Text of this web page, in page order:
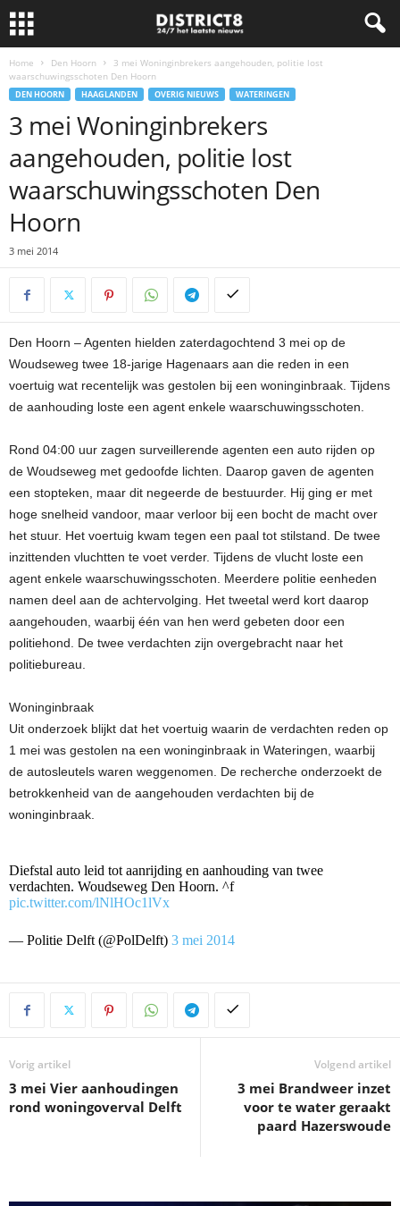
Home Den Hoorn
3 mei Woninginbrekers aangehouden, politie lost
waarschuwingsschoten Den Hoorn
DEN HOORN HAAGLANDEN OVERIG NIEUWS WATERINGEN
3 mei Woninginbrekers
aangehouden, politie lost
waarschuwingsschoten Den
Hoorn
3 mei 2014
Den Hoorn – Agenten hielden zaterdagochtend 3 mei op de
Woudseweg twee 18-jarige Hagenaars aan die reden in een
voertuig wat recentelijk was gestolen bij een woninginbraak. Tijdens
de aanhouding loste een agent enkele waarschuwingsschoten.
Rond 04:00 uur zagen surveillerende agenten een auto rijden op
de Woudseweg met gedoofde lichten. Daarop gaven de agenten
een stopteken, maar dit negeerde de bestuurder. Hij ging er met
hoge snelheid vandoor, maar verloor bij een bocht de macht over
het stuur. Het voertuig kwam tegen een paal tot stilstand. De twee
inzittenden vluchtten te voet verder. Tijdens de vlucht loste een
agent enkele waarschuwingsschoten. Meerdere politie eenheden
namen deel aan de achtervolging. Het tweetal werd kort daarop
aangehouden, waarbij één van hen werd gebeten door een
politiehond. De twee verdachten zijn overgebracht naar het
politiebureau.
Woninginbraak
Uit onderzoek blijkt dat het voertuig waarin de verdachten reden op
1 mei was gestolen na een woninginbraak in Wateringen, waarbij
de autosleutels waren weggenomen. De recherche onderzoekt de
betrokkenheid van de aangehouden verdachten bij de
woninginbraak.
Diefstal auto leid tot aanrijding en aanhouding van twee
verdachten. Woudseweg Den Hoorn. ^f
pic.twitter.com/lNlHOc1lVx
— Politie Delft (@PolDelft) 3 mei 2014
Vorig artikel
3 mei Vier aanhoudingen
rond woningoverval Delft
Volgend artikel
3 mei Brandweer inzet
voor te water geraakt
paard Hazerswoude